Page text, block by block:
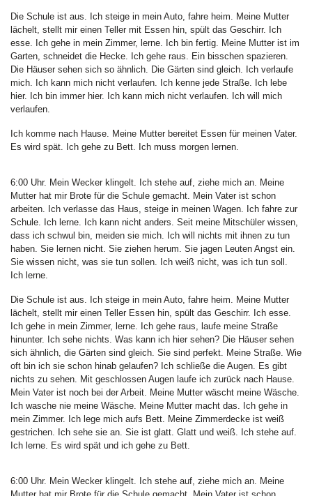
Die Schule ist aus. Ich steige in mein Auto, fahre heim. Meine Mutter
lächelt, stellt mir einen Teller mit Essen hin, spült das Geschirr. Ich
esse. Ich gehe in mein Zimmer, lerne. Ich bin fertig. Meine Mutter ist im
Garten, schneidet die Hecke. Ich gehe raus. Ein bisschen spazieren.
Die Häuser sehen sich so ähnlich. Die Gärten sind gleich. Ich verlaufe
mich. Ich kann mich nicht verlaufen. Ich kenne jede Straße. Ich lebe
hier. Ich bin immer hier. Ich kann mich nicht verlaufen. Ich will mich
verlaufen.
Ich komme nach Hause. Meine Mutter bereitet Essen für meinen Vater.
Es wird spät. Ich gehe zu Bett. Ich muss morgen lernen.
6:00 Uhr. Mein Wecker klingelt. Ich stehe auf, ziehe mich an. Meine
Mutter hat mir Brote für die Schule gemacht. Mein Vater ist schon
arbeiten. Ich verlasse das Haus, steige in meinen Wagen. Ich fahre zur
Schule. Ich lerne. Ich kann nicht anders. Seit meine Mitschüler wissen,
dass ich schwul bin, meiden sie mich. Ich will nichts mit ihnen zu tun
haben. Sie lernen nicht. Sie ziehen herum. Sie jagen Leuten Angst ein.
Sie wissen nicht, was sie tun sollen. Ich weiß nicht, was ich tun soll.
Ich lerne.
Die Schule ist aus. Ich steige in mein Auto, fahre heim. Meine Mutter
lächelt, stellt mir einen Teller Essen hin, spült das Geschirr. Ich esse.
Ich gehe in mein Zimmer, lerne. Ich gehe raus, laufe meine Straße
hinunter. Ich sehe nichts. Was kann ich hier sehen? Die Häuser sehen
sich ähnlich, die Gärten sind gleich. Sie sind perfekt. Meine Straße. Wie
oft bin ich sie schon hinab gelaufen? Ich schließe die Augen. Es gibt
nichts zu sehen. Mit geschlossen Augen laufe ich zurück nach Hause.
Mein Vater ist noch bei der Arbeit. Meine Mutter wäscht meine Wäsche.
Ich wasche nie meine Wäsche. Meine Mutter macht das. Ich gehe in
mein Zimmer. Ich lege mich aufs Bett. Meine Zimmerdecke ist weiß
gestrichen. Ich sehe sie an. Sie ist glatt. Glatt und weiß. Ich stehe auf.
Ich lerne. Es wird spät und ich gehe zu Bett.
6:00 Uhr. Mein Wecker klingelt. Ich stehe auf, ziehe mich an. Meine